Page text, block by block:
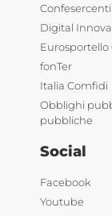
Digital
Eurosportello
fonTer
Italia Comfidi
Obblighi
pubbliche
Social
Facebook
Youtube